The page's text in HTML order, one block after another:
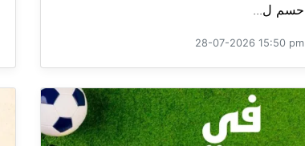
حسم ل...
28-07-2026 15:50 pm